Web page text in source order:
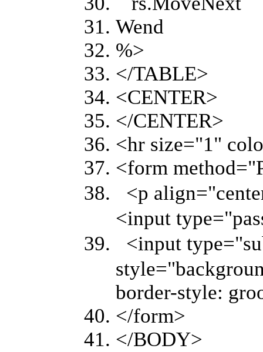
Wend
%>
</TABLE>
<CENTER>
</CENTER>
<hr size="1"
<form
<p
<input
<input
border-style:
</form>
</BODY>